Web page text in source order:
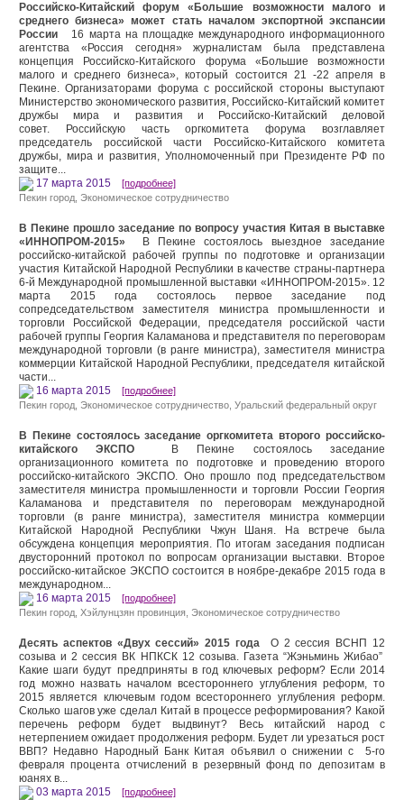
Российско-Китайский форум «Большие возможности малого и
среднего бизнеса» может стать началом экспортной экспансии
России
16 марта на площадке международного информационного
агентства «Россия сегодня» журналистам была представлена
концепция Российско-Китайского форума «Большие возможности
малого и среднего бизнеса», который состоится 21 -22 апреля в
Пекине. Организаторами форума с российской стороны выступают
Министерство экономического развития, Российско-Китайский комитет
дружбы мира и развития и Российско-Китайский деловой
совет. Российскую часть оргкомитета форума возглавляет
председатель российской части Российско-Китайского комитета
дружбы, мира и развития, Уполномоченный при Президенте РФ по
защите...
17 марта 2015 [подробнее]
Пекин город Экономическое сотрудничество
В Пекине прошло заседание по вопросу участия Китая в выставке
«ИННОПРОМ-2015» В Пекине состоялось выездное заседание
российско-китайской рабочей группы по подготовке и организации
участия Китайской Народной Республики в качестве страны-партнера
6-й Международной промышленной выставки «ИННОПРОМ-2015». 12
марта 2015 года состоялось первое заседание под
сопредседательством заместителя министра промышленности и
торговли Российской Федерации, председателя российской части
рабочей группы Георгия Каламанова и представителя по переговорам
международной торговли (в ранге министра), заместителя министра
коммерции Китайской Народной Республики, председателя китайской
части...
16 марта 2015 [подробнее]
Пекин город Экономическое сотрудничество , Уральский федеральный округ
В Пекине состоялось заседание оргкомитета второго российско-
китайского ЭКСПО В Пекине состоялось заседание
организационного комитета по подготовке и проведению второго
российско-китайского ЭКСПО. Оно прошло под председательством
заместителя министра промышленности и торговли России Георгия
Каламанова и представителя по переговорам международной
торговли (в ранге министра), заместителя министра коммерции
Китайской Народной Республики Чжун Шаня. На встрече была
обсуждена концепция мероприятия. По итогам заседания подписан
двусторонний протокол по вопросам организации выставки. Второе
российско-китайское ЭКСПО состоится в ноябре-декабре 2015 года в
международном...
16 марта 2015 [подробнее]
Пекин город Хэйлунцзян провинция Экономическое сотрудничество
Десять аспектов «Двух сессий» 2015 года О 2 сессия ВСНП 12
созыва и 2 сессия ВК НПКСК 12 созыва. Газета “Жэньминь Жибао”
Какие шаги будут предприняты в год ключевых реформ? Если 2014
год можно назвать началом всестороннего углубления реформ, то
2015 является ключевым годом всестороннего углубления реформ.
Сколько шагов уже сделал Китай в процессе реформирования? Какой
перечень реформ будет выдвинут? Весь китайский народ с
нетерпением ожидает продолжения реформ. Будет ли урезаться рост
ВВП? Недавно Народный Банк Китая объявил о снижении с 5-го
февраля процента отчислений в резервный фонд по депозитам в
юанях в...
03 марта 2015 [подробнее]